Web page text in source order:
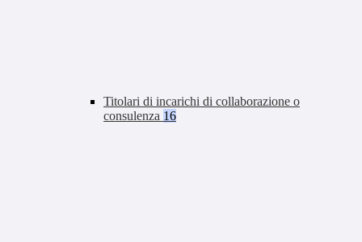
Titolari di incarichi di collaborazione o
consulenza 16